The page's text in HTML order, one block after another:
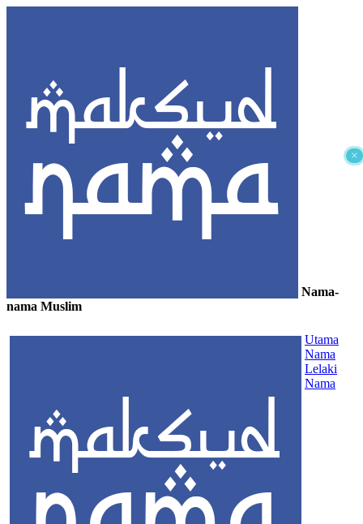
×
Nama-
nama Muslim
Utama
Nama
Lelaki
Nama